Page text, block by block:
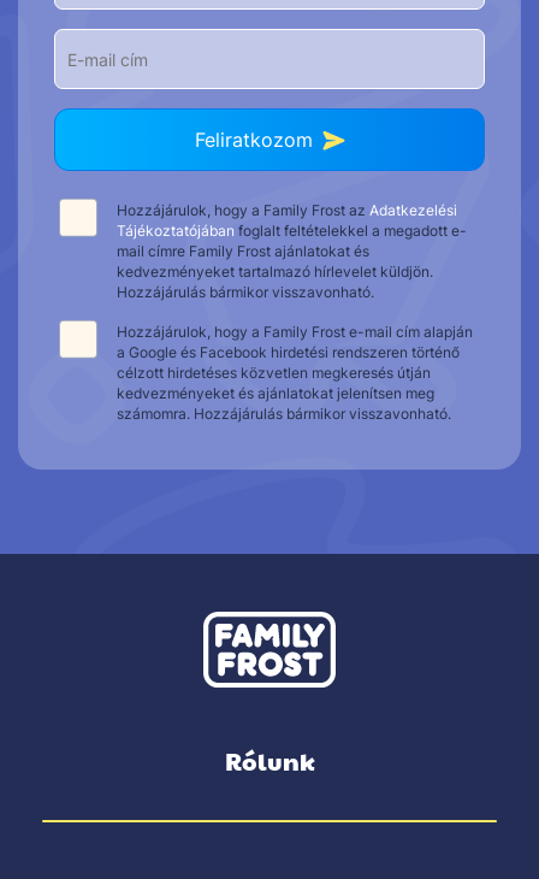
Feliratkozom
Hozzájárulok, hogy a Family Frost az Adatkezelési
Tájékoztatójában foglalt feltételekkel a megadott e-
mail címre Family Frost ajánlatokat és
kedvezményeket tartalmazó hírlevelet küldjön.
Hozzájárulás bármikor visszavonható.
Hozzájárulok, hogy a Family Frost e-mail cím alapján
a Google és Facebook hirdetési rendszeren történő
célzott hirdetéses közvetlen megkeresés útján
kedvezményeket és ajánlatokat jelenítsen meg
számomra. Hozzájárulás bármikor visszavonható.
Rólunk